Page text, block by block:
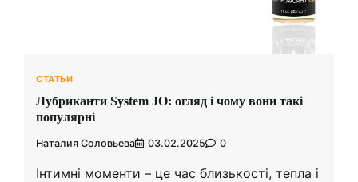
СТАТЬИ
Лубриканти System JO: огляд і чому вони такі
популярні
Наталия Соловьева 03.02.2025 0
Інтимні моменти – це час близькості, тепла і